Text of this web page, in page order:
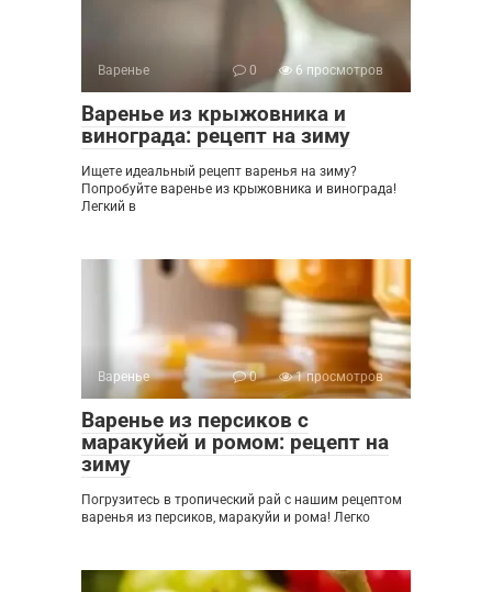
Варенье 0 6 просмотров
Варенье из крыжовника и
винограда: рецепт на зиму
Ищете идеальный рецепт варенья на зиму?
Попробуйте варенье из крыжовника и винограда!
Легкий в
Варенье 0 1 просмотров
Варенье из персиков с
маракуйей и ромом: рецепт на
зиму
Погрузитесь в тропический рай с нашим рецептом
варенья из персиков, маракуйи и рома! Легко